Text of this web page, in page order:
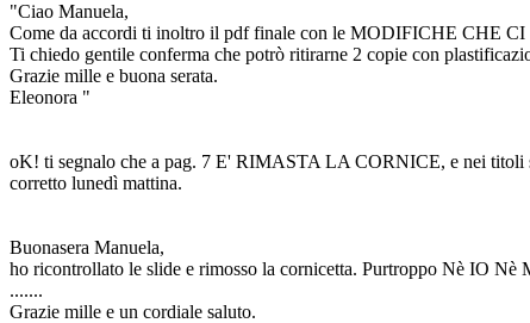
"Ciao Manuela,
Come da accordi ti inoltro il pdf finale con le MODIFICHE CHE
Ti chiedo gentile conferma che potrò ritirarne 2 copie con
Grazie mille e buona serata.
Eleonora "
oK! ti segnalo che a pag. 7 E' RIMASTA LA CORNICE, e nei titoli
corretto lunedì mattina.
Buonasera Manuela,
ho ricontrollato le slide e rimosso la cornicetta. Purtroppo Nè IO
.......
Grazie mille e un cordiale saluto.